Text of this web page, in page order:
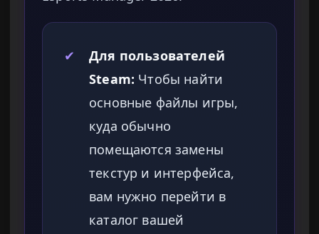
✔
Для пользователей
Steam: Чтобы найти
основные файлы игры,
куда обычно
помещаются замены
текстур и интерфейса,
вам нужно перейти в
каталог вашей